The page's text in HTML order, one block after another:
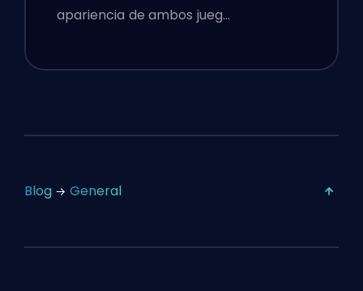
apariencia de ambos jueg…
Blog General